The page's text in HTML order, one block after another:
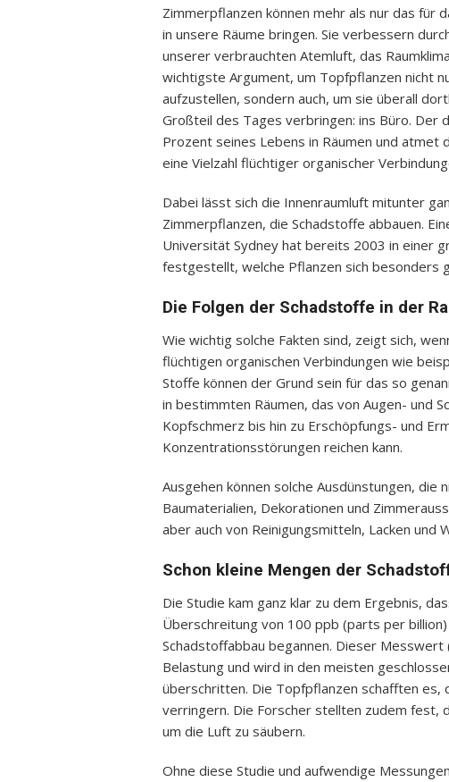
Zimmerpflanzen können mehr als nur das für
in unsere Räume bringen. Sie verbessern
unserer verbrauchten Atemluft, das
wichtigste Argument, um Topfpflanzen nicht
aufzustellen, sondern auch, um sie überall
Großteil des Tages verbringen: ins Büro. Der
Prozent seines Lebens in Räumen und
eine Vielzahl flüchtiger organischer
Dabei lässt sich die Innenraumluft mitunter
Zimmerpflanzen, die Schadstoffe abbauen.
Universität Sydney hat bereits 2003 in einer
festgestellt, welche Pflanzen sich besonders
Die Folgen der Schadstoffe in der
Wie wichtig solche Fakten sind, zeigt sich,
flüchtigen organischen Verbindungen wie
Stoffe können der Grund sein für das so
in bestimmten Räumen, das von Augen- und
Kopfschmerz bis hin zu Erschöpfungs- und
Konzentrationsstörungen reichen kann.
Ausgehen können solche Ausdünstungen, die
Baumaterialien, Dekorationen und
aber auch von Reinigungsmitteln, Lacken und
Schon kleine Mengen der
Die Studie kam ganz klar zu dem Ergebnis,
Überschreitung von 100 ppb (parts per
Schadstoffabbau begannen. Dieser
Belastung und wird in den meisten
überschritten. Die Topfpflanzen schafften es,
verringern. Die Forscher stellten zudem fest,
um die Luft zu säubern.
Ohne diese Studie und aufwendige